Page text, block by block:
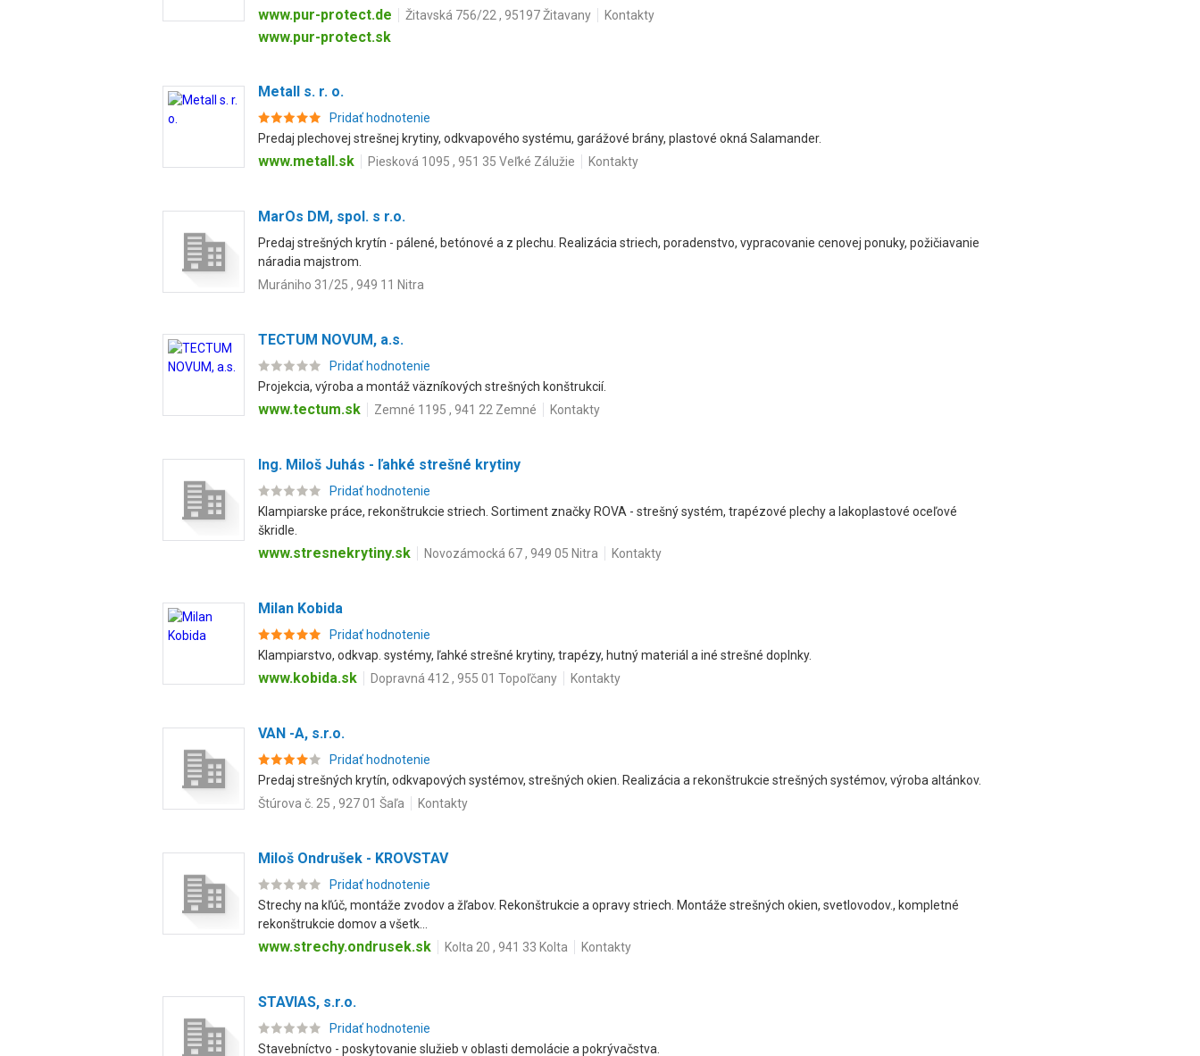
www.pur-protect.de Žitavská 756/22 , 95197 Žitavany Kontakty
www.pur-protect.sk
Metall s. r. o.
Pridať hodnotenie
Predaj plechovej strešnej krytiny, odkvapového systému, garážové brány, plastové okná Salamander.
www.metall.sk Piesková 1095 , 951 35 Veľké Zálužie Kontakty
MarOs DM, spol. s r.o.
Predaj strešných krytín - pálené, betónové a z plechu. Realizácia striech, poradenstvo, vypracovanie cenovej ponuky, požičiavanie
náradia majstrom.
Murániho 31/25 , 949 11 Nitra
TECTUM NOVUM, a.s.
Pridať hodnotenie
Projekcia, výroba a montáž väzníkových strešných konštrukcií.
www.tectum.sk Zemné 1195 , 941 22 Zemné Kontakty
Ing. Miloš Juhás - ľahké strešné krytiny
Pridať hodnotenie
Klampiarske práce, rekonštrukcie striech. Sortiment značky ROVA - strešný systém, trapézové plechy a lakoplastové oceľové
škridle.
www.stresnekrytiny.sk Novozámocká 67 , 949 05 Nitra Kontakty
Milan Kobida
Pridať hodnotenie
Klampiarstvo, odkvap. systémy, ľahké strešné krytiny, trapézy, hutný materiál a iné strešné doplnky.
www.kobida.sk Dopravná 412 , 955 01 Topoľčany Kontakty
VAN -A, s.r.o.
Pridať hodnotenie
Predaj strešných krytín, odkvapových systémov, strešných okien. Realizácia a rekonštrukcie strešných systémov, výroba altánkov.
Štúrova č. 25 , 927 01 Šaľa
Kontakty
Miloš Ondrušek - KROVSTAV
Pridať hodnotenie
Strechy na kľúč, montáže zvodov a žľabov. Rekonštrukcie a opravy striech. Montáže strešných okien, svetlovodov., kompletné
rekonštrukcie domov a všetk...
www.strechy.ondrusek.sk Kolta 20 , 941 33 Kolta Kontakty
STAVIAS, s.r.o.
Pridať hodnotenie
Stavebníctvo - poskytovanie služieb v oblasti demolácie a pokrývačstva.